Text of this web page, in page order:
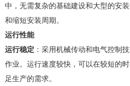
中，无需复杂的基础建设和大型的安
和缩短安装周期。
运行性能
运行稳定 ：采用机械传动和电气控制
作业。运行速度较快，可以在较短的
足生产的需求。